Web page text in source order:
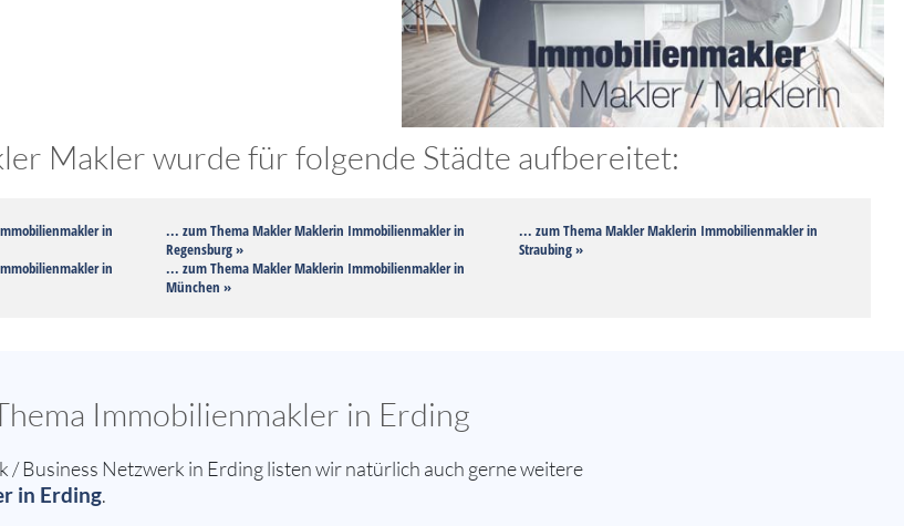
Makler wurde für folgende Städte aufbereitet:
in
in
... zum Thema Makler Maklerin Immobilienmakler in
Regensburg »
... zum Thema Makler Maklerin Immobilienmakler in
München »
... zum Thema Makler Maklerin Immobilienmakler in
Straubing »
Immobilienmakler in Erding
Business Netzwerk in Erding listen wir natürlich auch gerne weitere
in Erding.